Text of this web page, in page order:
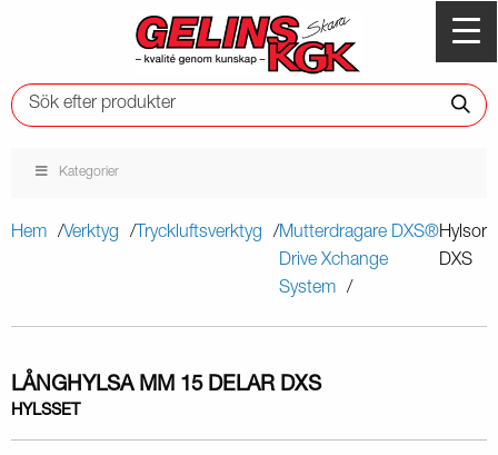
Kategorier
Hem Verktyg Tryckluftsverktyg
Mutterdragare DXS®
Drive Xchange
System
Hylsor
DXS
LÅNGHYLSA MM 15 DELAR DXS
HYLSSET